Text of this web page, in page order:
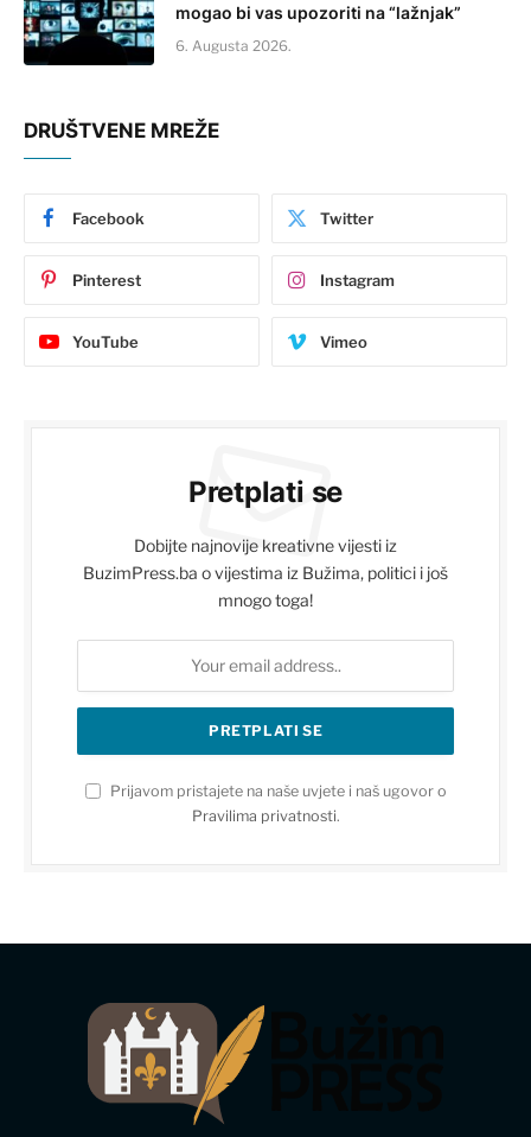
mogao bi vas upozoriti na “lažnjak”
6. Augusta 2026.
DRUŠTVENE MREŽE
Facebook Twitter
Pinterest Instagram
YouTube Vimeo
Pretplati se
Dobijte najnovije kreativne vijesti iz
BuzimPress.ba o vijestima iz Bužima, politici i još
mnogo toga!
Prijavom pristajete na naše uvjete i naš ugovor o
Pravilima privatnosti.